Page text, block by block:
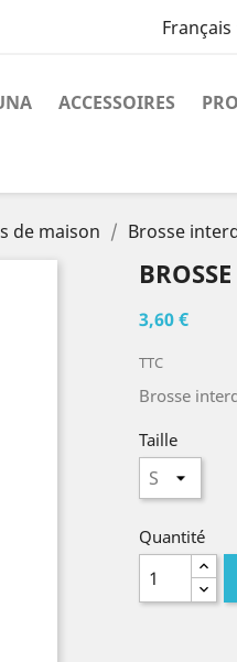
Français
ACCESSOIRES
de maison Brosse
3,60 €
TTC
Brosse
Taille
Quantité